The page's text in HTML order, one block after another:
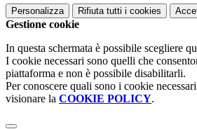
Personalizza Rifiuta tutti i cookies
Gestione cookie
In questa schermata è possibile scegliere
I cookie necessari sono quelli che
piattaforma e non è possibile disabilitarli.
Per conoscere quali sono i cookie
visionare la COOKIE POLICY.